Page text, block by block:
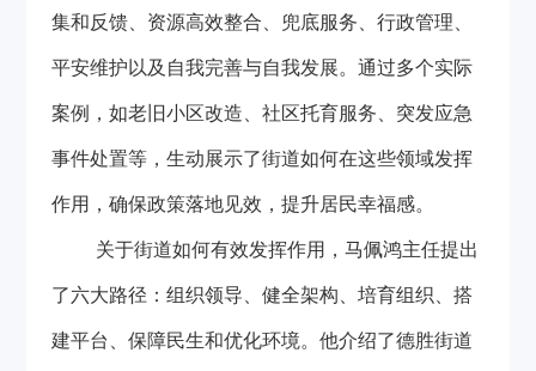
集和反馈、资源高效整合、兜底服务、行政管理、
平安维护以及自我完善与自我发展。通过多个实际
案例，如老旧小区改造、社区托育服务、突发应急
事件处置等，生动展示了街道如何在这些领域发挥
作用，确保政策落地见效，提升居民幸福感。
关于街道如何有效发挥作用，马佩鸿主任提出
了六大路径：组织领导、健全架构、培育组织、搭
建平台、保障民生和优化环境。他介绍了德胜街道